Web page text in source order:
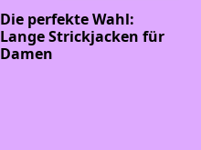
Die perfekte Wahl:
Lange Strickjacken für
Damen